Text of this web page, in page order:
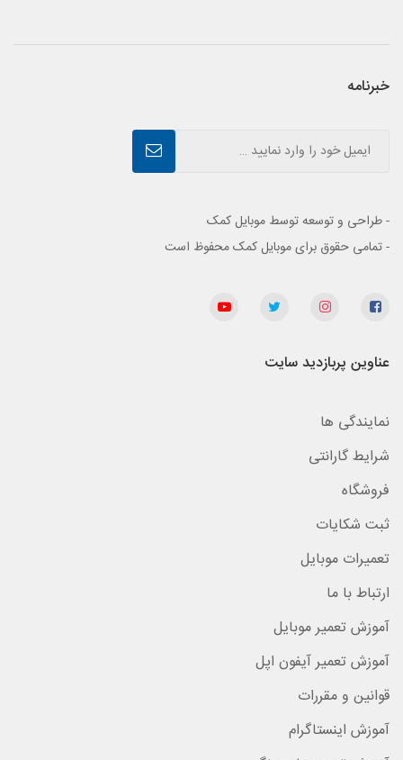
خبرنامه
- طراحی و توسعه توسط موبایل کمک
- تمامی حقوق برای موبایل کمک محفوظ است
عناوین پربازدید سایت
نمایندگی ها
شرایط گارانتی
فروشگاه
ثبت شکایات
تعمیرات موبایل
ارتباط با ما
آموزش تعمیر موبایل
آموزش تعمیر آیفون اپل
قوانین و مقررات
آموزش اینستاگرام